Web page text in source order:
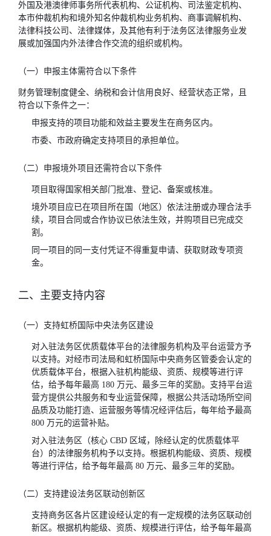
外国及港澳律师事务所代表机构、公证机构、司法鉴定机构、
本市仲裁机构和境外知名仲裁机构业务机构、商事调解机构、
法律科技公司、法律媒体，及其他有利于法务区法律服务业发
展或加强国内外法律合作交流的组织或机构。
（一）申报主体需符合以下条件
财务管理制度健全、纳税和会计信用良好、经营状态正常，且
符合以下条件之一：
申报支持的项目功能和效益主要发生在商务区内。
市委、市政府确定支持项目的承担单位。
（二）申报境外项目还需符合以下条件
项目取得国家相关部门批准、登记、备案或核准。
境外项目应已在项目所在国（地区）依法注册或办理合法手
续，项目合同或合作协议已依法生效，并购项目已完成交
割。
同一项目的同一支付凭证不得重复申请、获取财政专项资
金。
二、主要支持内容
（一）支持虹桥国际中央法务区建设
对入驻法务区优质载体平台的法律服务机构及平台运营方予
以支持。对经市司法局和虹桥国际中央商务区管委会认定的
优质载体平台，根据入驻机构能级、资质、规模等进行评
估，给予每年最高 180 万元、最多三年的奖励。支持平台运
营方提供公共服务和专业运营保障，根据公共活动场所空间
品质及功能打造、运营服务等情况经评估后，每年给予最高
800 万元的运营补贴。
对入驻法务区（核心 CBD 区域，除经认定的优质载体平
台）的法律服务机构予以支持。根据机构能级、资质、规模
等进行评估，给予每年最高 80 万元、最多三年的奖励。
（二）支持建设法务区联动创新区
支持商务区各片区建设经认定的有一定规模的法务区联动创
新区。根据机构能级、资质、规模进行评估，给予每年最高